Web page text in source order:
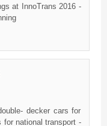
at InnoTrans 2016 -
decker cars for
for national transport -